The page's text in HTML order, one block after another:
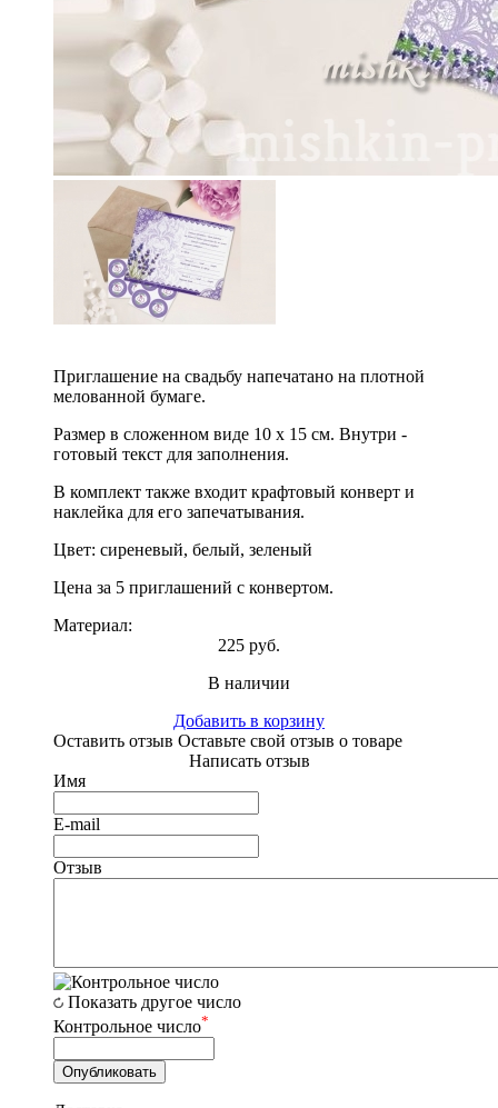
Приглашение на свадьбу напечатано на плотной
мелованной бумаге.
Размер в сложенном виде 10 х 15 см. Внутри -
готовый текст для заполнения.
В комплект также входит крафтовый конверт и
наклейка для его запечатывания.
Цвет: сиреневый, белый, зеленый
Цена за 5 приглашений с конвертом.
Материал:
225 руб.
В наличии
Добавить в корзину
Оставить отзыв Оставьте свой отзыв о товаре
Написать отзыв
Имя
E-mail
Отзыв
Показать другое число
Контрольное число*